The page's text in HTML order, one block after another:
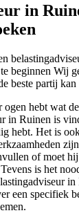
in
beginnen Wij
beste partij kan
hebt wat
in Ruinen is
hebt. Het is
of moet
is het
een specifiek